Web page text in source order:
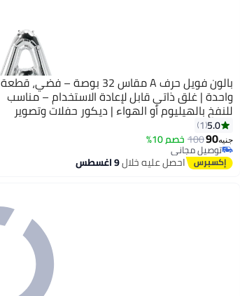
بالون فويل حرف A مقاس 32 بوصة – فضي، قطعة
واحدة | غلق ذاتي قابل لإعادة الاستخدام – مناسب
للنفخ بالهيليوم أو الهواء | ديكور حفلات وتصوير
5.0
1
جنيه90
100 خصم 10%
توصيل مجاني
توصيل مجانياحصل عليه خلال9 اغسطس